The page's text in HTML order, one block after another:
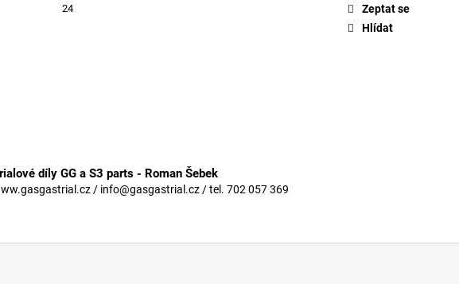
24
Zeptat se
Hlídat
díly GG a S3 parts - Roman Šebek
/ info@gasgastrial.cz / tel. 702 057 369